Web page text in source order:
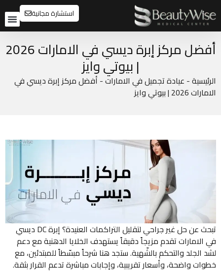
استشارة مجانية
أفضل مركز إبرة ديسي في الامارات 2026
| بيوتي وايز
الرئيسية- عيادة تجميل في الامارات- أفضل مركز إبرة ديسي في
الامارات 2026 | بيوتي وايز
تبحث عن حل غير جراحي لتقليل التراكمات العنيدة؟ إبرة DC ديسي
في الامارات تقدم مزيجاً دقيقاً يستهدف الخلايا الدهنية مع دعم
لشد الجلد والتحكم بالشّهية. ستجد هنا شرحاً مبسّطاً للمبتدئين، مع
خطوات واضحة، وأسعار تقريبية، وإجابات مباشرة تدعم القرار بثقة.